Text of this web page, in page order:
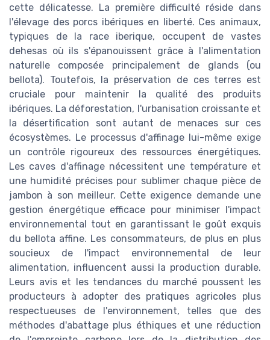
cette délicatesse. La première difficulté réside dans
l'élevage des porcs ibériques en liberté. Ces animaux,
typiques de la race iberique, occupent de vastes
dehesas où ils s'épanouissent grâce à l'alimentation
naturelle composée principalement de glands (ou
bellota). Toutefois, la préservation de ces terres est
cruciale pour maintenir la qualité des produits
ibériques. La déforestation, l'urbanisation croissante et
la désertification sont autant de menaces sur ces
écosystèmes. Le processus d'affinage lui-même exige
un contrôle rigoureux des ressources énergétiques.
Les caves d'affinage nécessitent une température et
une humidité précises pour sublimer chaque pièce de
jambon à son meilleur. Cette exigence demande une
gestion énergétique efficace pour minimiser l'impact
environnemental tout en garantissant le goût exquis
du bellota affine. Les consommateurs, de plus en plus
soucieux de l'impact environnemental de leur
alimentation, influencent aussi la production durable.
Leurs avis et les tendances du marché poussent les
producteurs à adopter des pratiques agricoles plus
respectueuses de l'environnement, telles que des
méthodes d'abattage plus éthiques et une réduction